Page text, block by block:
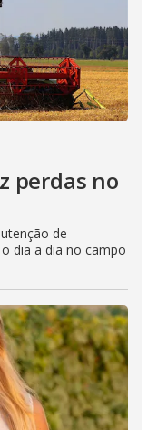
perdas no
de
dia a dia no campo